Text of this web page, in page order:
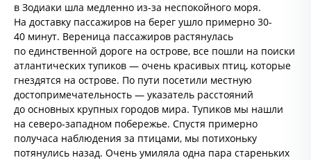
в Зодиаки шла медленно из-за неспокойного моря.
На доставку пассажиров на берег ушло примерно 30-
40 минут. Вереница пассажиров растянулась
по единственной дороге на острове, все пошли на поиски
атлантических тупиков — очень красивых птиц, которые
гнездятся на острове. По пути посетили местную
достопримечательность — указатель расстояний
до основных крупных городов мира. Тупиков мы нашли
на северо-западном побережье. Спустя примерно
получаса наблюдения за птицами, мы потихоньку
потянулись назад. Очень умиляла одна пара стареньких